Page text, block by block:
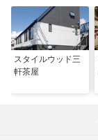
スタイルウッド三
軒茶屋